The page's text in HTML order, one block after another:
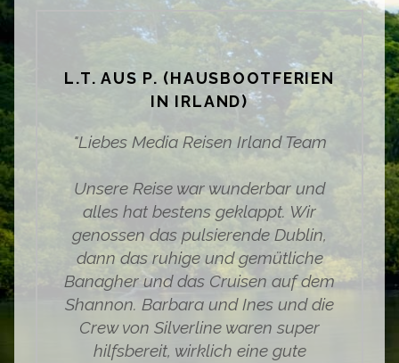
L.T. AUS P. (HAUSBOOTFERIEN
IN IRLAND)
"Liebes Media Reisen Irland Team
Unsere Reise war wunderbar und
alles hat bestens geklappt. Wir
genossen das pulsierende Dublin,
dann das ruhige und gemütliche
Banagher und das Cruisen auf dem
Shannon. Barbara und Ines und die
Crew von Silverline waren super
hilfsbereit, wirklich eine gute